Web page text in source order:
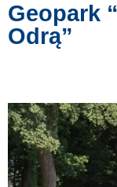
Geopark
Odrą”